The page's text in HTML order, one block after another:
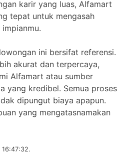
karir yang luas, Alfamart
tepat untuk mengasah
ini bersifat referensi.
akurat dan terpercaya,
Alfamart atau sumber
yang kredibel. Semua proses
dipungut biaya apapun.
yang mengatasnamakan